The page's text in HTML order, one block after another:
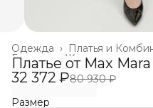
Платья и
Одежда ›
Женское ›
Главная ›
Платье от Max Mara
32 372 ₽80 930 ₽
Размер